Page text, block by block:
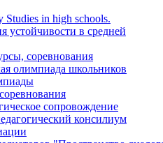
Studies in high schools.
устойчивости в средней
соревнования
олимпиада школьников
сопровождение
консилиум